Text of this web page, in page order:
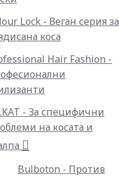
Lock - Веган серия за
коса
Hair Fashion -
- За специфични
на косата и
Bulboton - Против